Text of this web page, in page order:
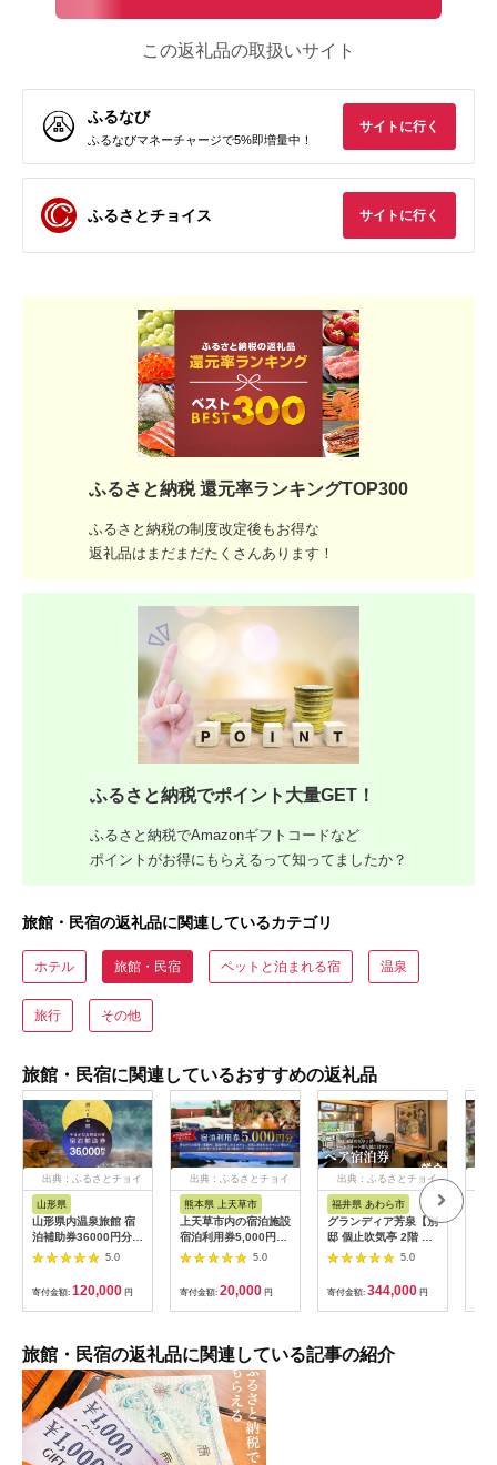
この返礼品の取扱いサイト
ふるなび
ふるなびマネーチャージで5%即増量中！
サイトに行く
ふるさとチョイス サイトに行く
ふるさと納税 還元率ランキングTOP300
ふるさと納税の制度改定後もお得な
返礼品はまだまだたくさんあります！
ふるさと納税でポイント大量GET！
ふるさと納税でAmazonギフトコードなど
ポイントがお得にもらえるって知ってましたか？
旅館・民宿の返礼品に関連しているカテゴリ
ホテル 旅館・民宿 ペットと泊まれる宿 温泉
旅行 その他
旅館・民宿に関連しているおすすめの返礼品
出典：ふるさとチョイ
山形県
山形県内温泉旅館 宿
泊補助券36000円分
（やまがた女将会の
宿） 旅行 温泉 宿泊
温泉宿 補助券 温泉旅
行 母の日 父の日 ギフ
ト 贈り物 国内旅行 送
F2Y-1996
5.0
寄付金額: 120,000 円
出典：ふるさとチョイ
熊本県 上天草市
上天草市内の宿泊施設
宿泊利用券5,000円分
宿泊券 クーポン ホテ
ル 旅館 旅行 熊本県
上天草市
5.0
寄付金額: 20,000 円
出典：ふるさとチョイ
福井県 あわら市
グランディア芳泉【別
邸 個止吹気亭 2階 コ
ンフォートスイート
露天風呂付客室】1泊
2食付き ペア宿泊券
（2名様分） ／ 旅行
チケット 温泉 北陸 あ
ト 冷蔵庫インクルー
シブ グランディア あ
5.0
寄付金額: 344,000 円
旅館・民宿の返礼品に関連している記事の紹介